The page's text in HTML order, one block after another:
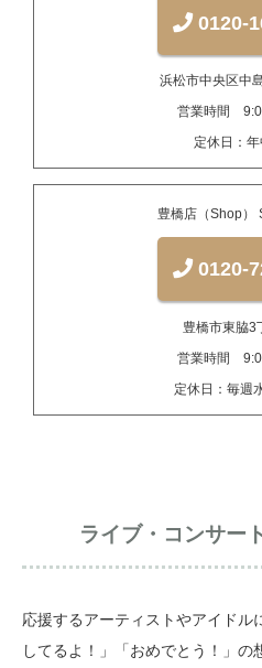
0120-
浜松市中央区中
営業時間
定休日：
豊橋店（Shop）
0120-
豊橋市東脇3
営業時間
定休日：毎週
ライブ・コンサー
応援するアーティストやアイドル
してるよ！」「おめでとう！」